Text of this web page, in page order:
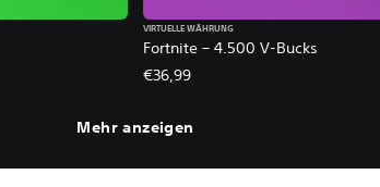
Fortnite – 4.500 V-Bucks
VIRTUELLE WÄHRUNG
€36,99
Mehr anzeigen